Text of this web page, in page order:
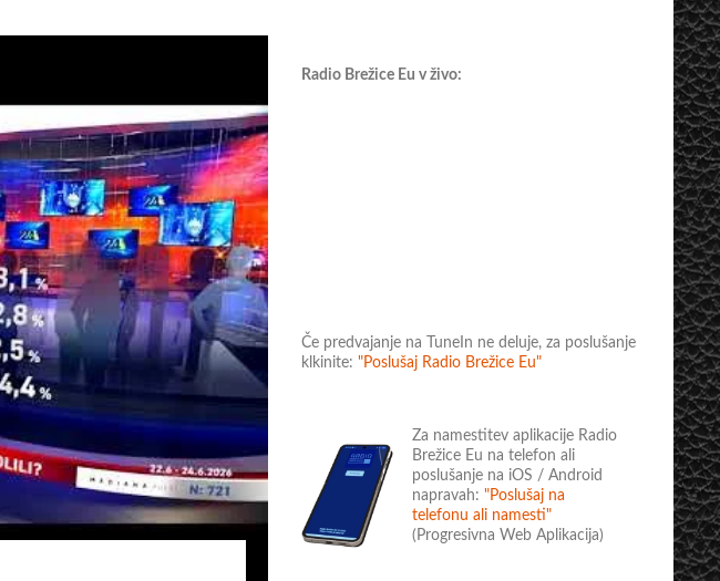
Radio Brežice Eu v živo:
Če predvajanje na TuneIn ne deluje, za poslušanje
klkinite: "Poslušaj Radio Brežice Eu"
Za namestitev aplikacije Radio
Brežice Eu na telefon ali
poslušanje na iOS / Android
napravah: "Poslušaj na
telefonu ali namesti"
(Progresivna Web Aplikacija)